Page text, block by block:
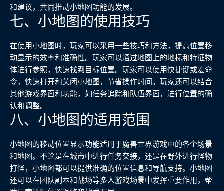
和建议，共同推动小地图功能的发展。
七、小地图的使用技巧
在使用小地图时，玩家可以采用一些技巧和方法，提高位置移
动显示的效率和准确性。玩家可以通过地图上的地标和特征物
体进行参照，快速找到目标位置。玩家可以使用快捷键或宏命
令，快速打开和关闭小地图，节省操作时间。玩家还可以结合
其他游戏界面和功能，如任务追踪和队伍界面，进行位置的确
认和调整。
八、小地图的适用范围
小地图的移动位置显示功能适用于魔兽世界游戏中的各个场景
和地图。不论是在城市中进行任务交接，还是在野外进行怪物
打怪，小地图都可以提供准确的位置信息和导航支持。小地图
还可以在团队副本和战场等多人游戏场景中发挥重要作用，帮